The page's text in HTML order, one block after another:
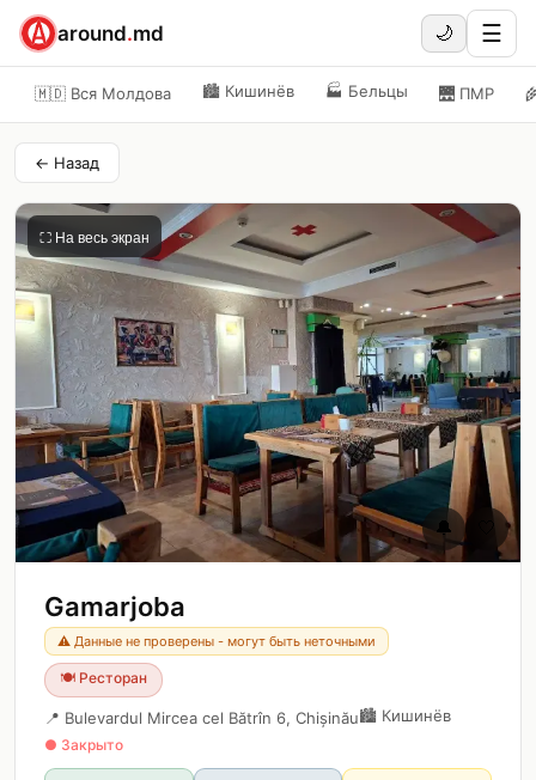
around.md 🌙 ☰
🇲🇩 Вся Молдова 🏙️ Кишинёв 🏭 Бельцы 🌉 ПМР
← Назад
⛶ На весь экран
🔔
Gamarjoba
⚠️ Данные не проверены - могут быть неточными
🍽️ Ресторан
📍 Bulevardul Mircea cel Bătrîn 6, Chișinău🏙️ Кишинёв
● Закрыто